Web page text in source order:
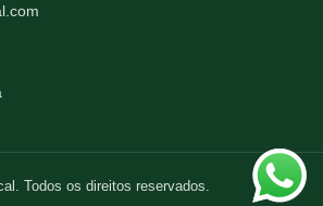
Todos os direitos reservados.